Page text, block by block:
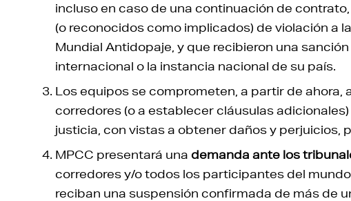
incluso en caso de una continuación de
(o reconocidos como implicados) de violación a
Mundial Antidopaje, y que recibieron una
internacional o la instancia nacional de su país.
Los equipos se comprometen, a partir de ahora,
corredores (o a establecer cláusulas
justicia, con vistas a obtener daños y perjuicios,
MPCC presentará una demanda ante los
corredores y/o todos los participantes del
reciban una suspensión confirmada de más de